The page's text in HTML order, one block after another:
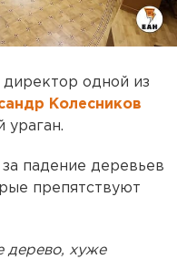
одной из
Колесников
ураган.
падение деревьев
препятствуют
дерево, хуже